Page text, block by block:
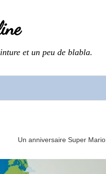
et un peu de blabla.
Un anniversaire Super Mario